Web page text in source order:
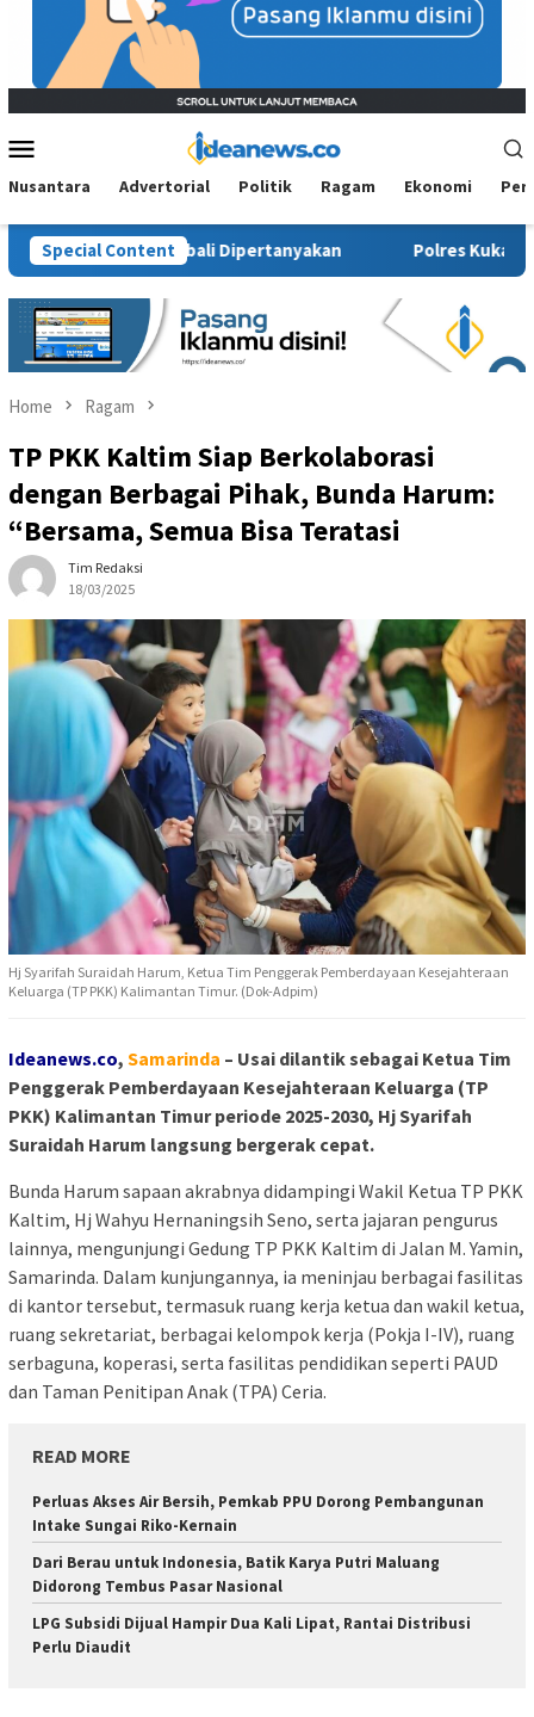
Menu
Nusantara Advertorial Politik Ragam Ekonomi
Special Content
Sosial Kembali Dipertanyakan Polres Kukar Geledah
Home Ragam
TP PKK Kaltim Siap Berkolaborasi
dengan Berbagai Pihak, Bunda Harum:
“Bersama, Semua Bisa Teratasi
Tim Redaksi
18/03/2025
Hj Syarifah Suraidah Harum, Ketua Tim Penggerak Pemberdayaan Kesejahteraan
Keluarga (TP PKK) Kalimantan Timur. (Dok-Adpim)
Ideanews.co, Samarinda – Usai dilantik sebagai Ketua Tim
Penggerak Pemberdayaan Kesejahteraan Keluarga (TP
PKK) Kalimantan Timur periode 2025-2030, Hj Syarifah
Suraidah Harum langsung bergerak cepat.
Bunda Harum sapaan akrabnya didampingi Wakil Ketua TP PKK
Kaltim, Hj Wahyu Hernaningsih Seno, serta jajaran pengurus
lainnya, mengunjungi Gedung TP PKK Kaltim di Jalan M. Yamin,
Samarinda. Dalam kunjungannya, ia meninjau berbagai fasilitas
di kantor tersebut, termasuk ruang kerja ketua dan wakil ketua,
ruang sekretariat, berbagai kelompok kerja (Pokja I-IV), ruang
serbaguna, koperasi, serta fasilitas pendidikan seperti PAUD
dan Taman Penitipan Anak (TPA) Ceria.
READ MORE
Perluas Akses Air Bersih, Pemkab PPU Dorong Pembangunan
Intake Sungai Riko-Kernain
Dari Berau untuk Indonesia, Batik Karya Putri Maluang
Didorong Tembus Pasar Nasional
LPG Subsidi Dijual Hampir Dua Kali Lipat, Rantai Distribusi
Perlu Diaudit